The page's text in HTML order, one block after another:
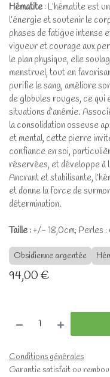
Hématite : L’hématite est
l’énergie et soutenir le
phases de fatigue intense
vigueur et courage aux
le plan physique, elle
menstruel, tout en
purifie le sang, améliore
de globules rouges, ce qui
situations d’anémie.
la consolidation osseuse
et mental, cette pierre
confiance en soi,
réservées, et développe à
Ancrant et stabilisante,
et donne la force de
détermination.
Taille : +/- 18,0cm; Perles
Obsidienne argentée
94,00€
Conditions générales
Garantie satisfait ou